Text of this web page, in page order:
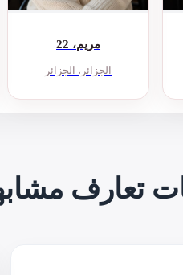
مريم، 22
الجزائر، الجزائر
تعارف